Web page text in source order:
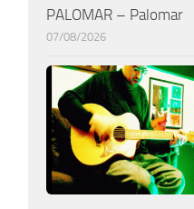
PALOMAR – Palomar
07/08/2026